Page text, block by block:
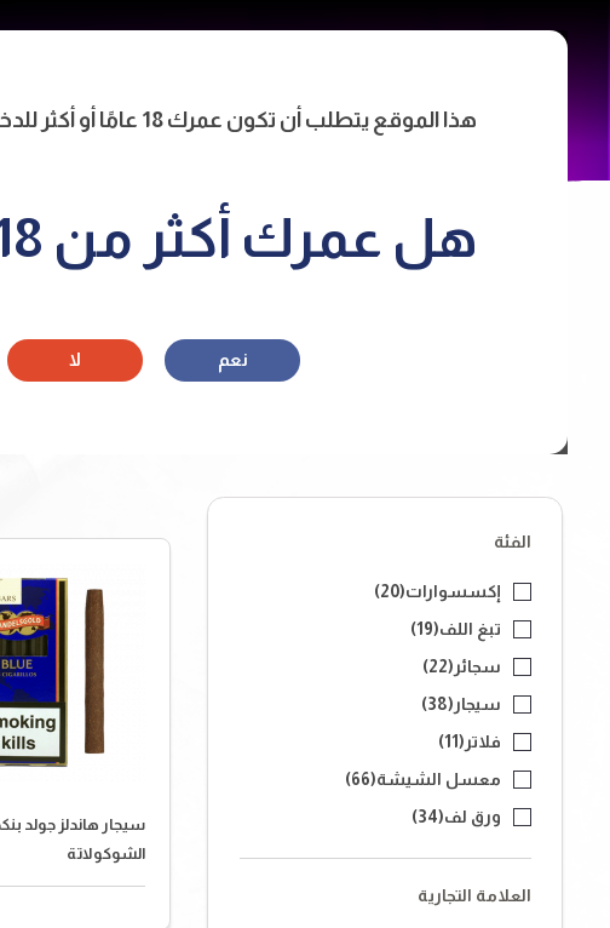
هذا الموقع يتطلب أن تكون عمرك 18 عامًا أو أكثر للدخول.
هل عمرك أكثر من 18 سنة؟
نعم لا
الفئة
إكسسوارات(20)
تبغ اللف(19)
سجائر (22)
سيجار (38)
فلاتر (11)
معسل الشيشة(66)
ورق لف(34)
العلامة التجارية
سيجار هاندلز جولد
الشوكولاتة